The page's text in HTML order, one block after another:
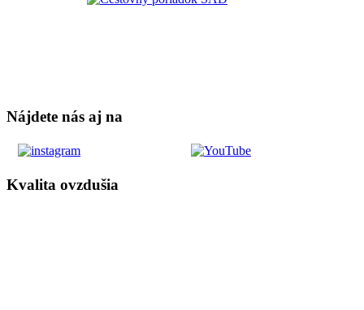
Nájdete nás aj na
Kvalita ovzdušia